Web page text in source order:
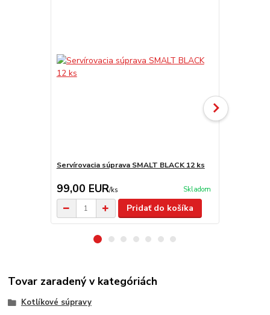
Servírovacia súprava SMALT BLACK 12 ks
99,00 EUR/ks Skladom
Pridať do košíka
Tovar zaradený v kategóriách
Kotlíkové súpravy